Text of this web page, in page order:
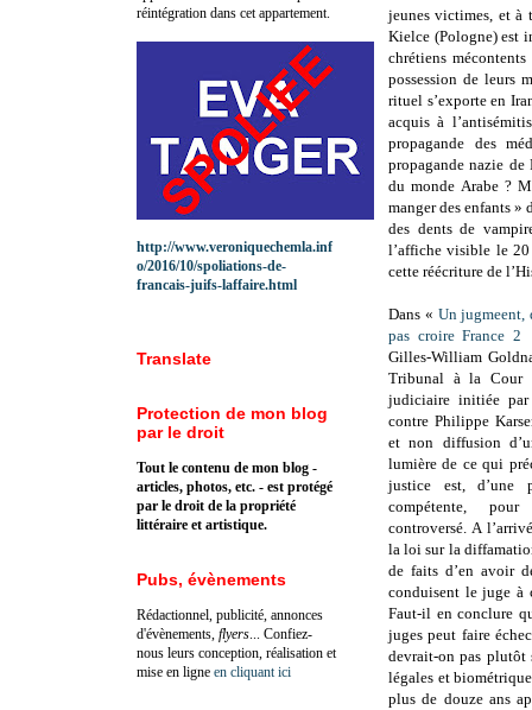
jeunes victimes, et à
Kielce (Pologne) est
chrétiens
possession de leurs
rituel s’exporte en
acquis à
propagande des
propagande nazie
du monde Arabe ?
manger des enfants
des dents de
l’affiche visible le
cette réécriture de
Dans « Un jugmeent,
pas croire France 2
Gilles-William
Tribunal à la Cour
judiciaire initiée
contre Philippe
et non diffusion
lumière de ce qui
justice est, d’une
compétente,
controversé. A
la loi sur la
de faits d’en avoir
conduisent le juge à
Faut-il en conclure
juges peut faire
devrait-on pas plutôt
légales et
plus de douze ans
réintégration dans cet appartement.
http://www.veroniquechemla.inf
o/2016/10/spoliations-de-
francais-juifs-laffaire.html
Translate
Protection de mon blog
par le droit
Tout le contenu de mon blog -
articles, photos, etc. - est protégé
par le droit de la propriété
littéraire et artistique.
Pubs, évènements
Rédactionnel, publicité, annonces
d'évènements, flyers ... Confiez-
nous leurs conception, réalisation et
mise en ligne en cliquant ici